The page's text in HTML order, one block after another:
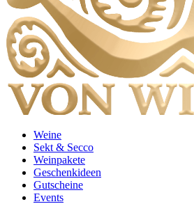
Weine
Sekt & Secco
Weinpakete
Geschenkideen
Gutscheine
Events